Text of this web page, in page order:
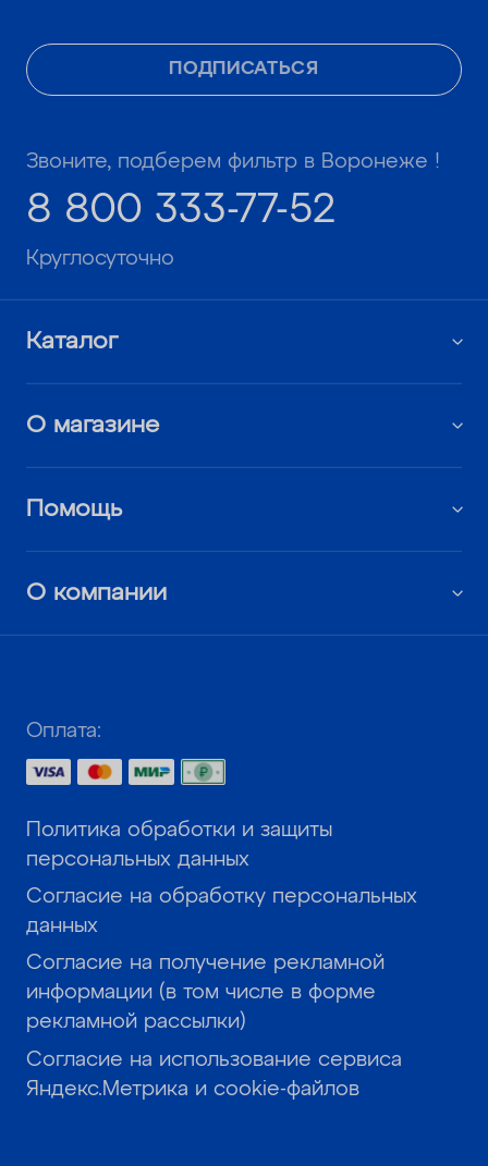
ПОДПИСАТЬСЯ
Звоните, подберем фильтр в Воронеже !
8 800 333-77-52
Круглосуточно
Каталог
О магазине
Помощь
О компании
Оплата:
Политика обработки и защиты
персональных данных
Согласие на обработку персональных
данных
Согласие на получение рекламной
информации (в том числе в форме
рекламной рассылки)
Согласие на использование сервиса
Яндекс.Метрика и cookie-файлов